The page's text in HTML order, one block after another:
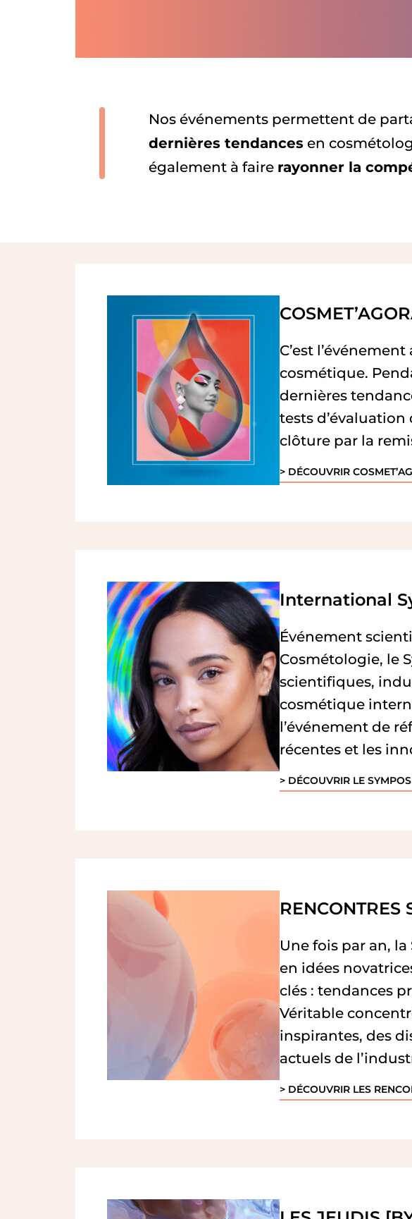
Nos événements permettent de
dernières tendances en
également à faire rayonner la
C’est
cosmétique.
dernières
tests d’évaluation
clôture par la
> DÉCOUVRIR
International
Événement
Cosmétologie, le
scientifiques,
cosmétique
l’événement de
récentes et les
> DÉCOUVRIR LE
RENCONTRES
Une fois par an,
en idées
clés : tendances
Véritable
inspirantes, des
actuels de
> DÉCOUVRIR LES